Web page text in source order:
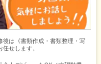
後は《書類作成・書類整理・写
せします。